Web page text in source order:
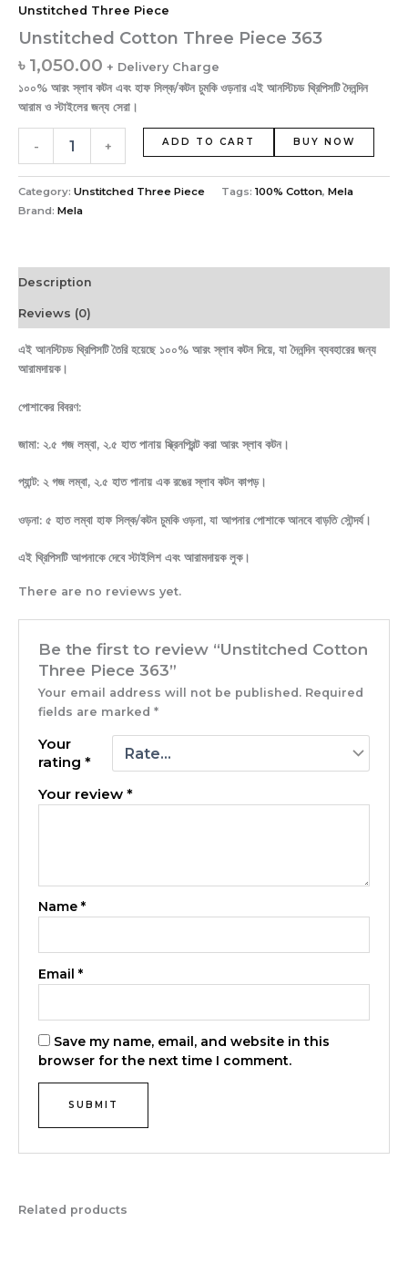
Unstitched Three Piece
Unstitched Cotton Three Piece 363
৳ 1,050.00 + Delivery Charge
১০০% আরং স্লাব কটন এবং হাফ সিল্ক/কটন চুমকি ওড়নার এই আনস্টিচড থ্রিপিসটি দৈনন্দিন
আরাম ও স্টাইলের জন্য সেরা।
- + ADD TO CART BUY NOW
Category: Unstitched Three Piece Tags: 100% Cotton, Mela
Brand: Mela
Description
Reviews (0)
এই আনস্টিচড থ্রিপিসটি তৈরি হয়েছে ১০০% আরং স্লাব কটন দিয়ে, যা দৈনন্দিন ব্যবহারের জন্য
আরামদায়ক।
পোশাকের বিবরণ:
জামা: ২.৫ গজ লম্বা, ২.৫ হাত পানায় স্ক্রিনপ্রিন্ট করা আরং স্লাব কটন।
প্যান্ট: ২ গজ লম্বা, ২.৫ হাত পানায় এক রঙের স্লাব কটন কাপড়।
ওড়না: ৫ হাত লম্বা হাফ সিল্ক/কটন চুমকি ওড়না, যা আপনার পোশাকে আনবে বাড়তি সৌন্দর্য।
এই থ্রিপিসটি আপনাকে দেবে স্টাইলিশ এবং আরামদায়ক লুক।
There are no reviews yet.
Be the first to review “Unstitched Cotton
Three Piece 363”
Your email address will not be published. Required
fields are marked*
Your
rating*
Your review*
Name*
Email*
Save my name, email, and website in this
browser for the next time I comment.
Related products